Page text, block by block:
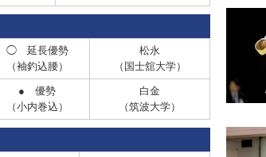
◯ 延長優勢
（袖釣込腰）
松永
（国士舘大学）
● 優勢
（小内巻込）
白金
（筑波大学）